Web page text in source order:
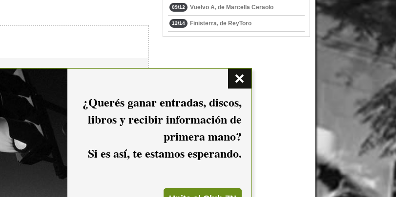
09/12 Vuelvo A, de Marcella Ceraolo
12/14 Finisterra, de ReyToro
¿Querés ganar entradas, discos,
libros y recibir información de
primera mano?
Si es así, te estamos esperando.